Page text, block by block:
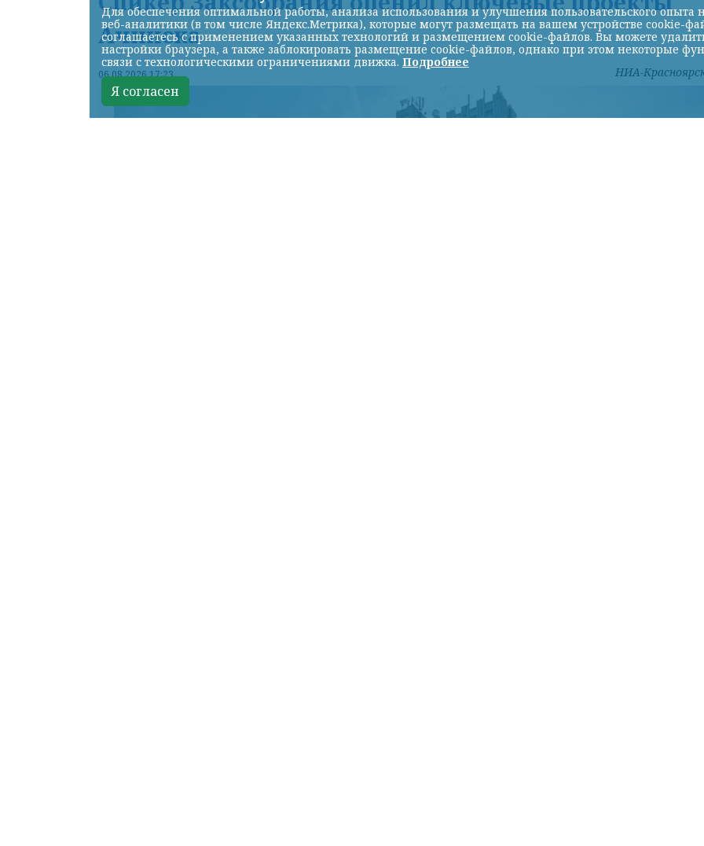
Ачинска
06.08.2026 17:23 НИА-
Для обеспечения оптимальной работы, анализа использования и улучшения пользовательского опыта
веб-аналитики (в том числе Яндекс.Метрика), которые могут размещать на вашем устройстве cookie-
соглашаетесь с применением указанных технологий и размещением cookie-файлов. Вы можете
настройки браузера, а также заблокировать размещение cookie-файлов, однако при этом некоторые
связи с технологическими ограничениями движка. Подробнее
Я согласен